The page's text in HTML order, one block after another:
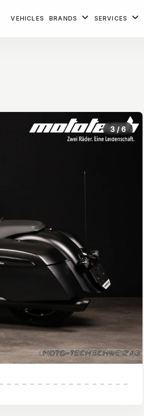
VEHICLES BRANDS SERVICES
3 / 6